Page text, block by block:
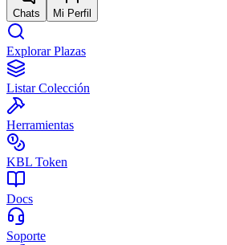
Chats Mi Perfil
Explorar Plazas
Listar Colección
Herramientas
KBL Token
Docs
Soporte